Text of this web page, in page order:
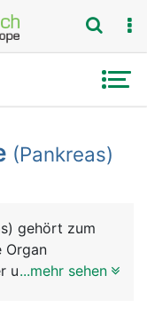
(Pankreas)
gehört zum
Organ
und Schwanz,
...mehr sehen